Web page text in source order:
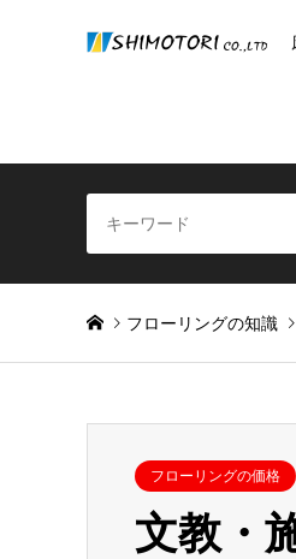
フローリングの知識
フローリングの価格
文教・